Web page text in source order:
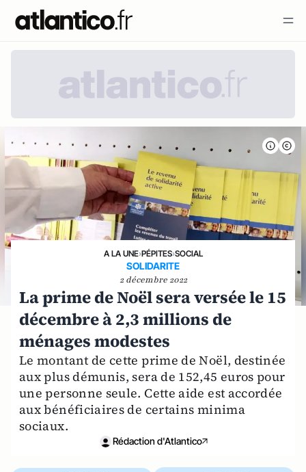
A LA UNE›PÉPITES›SOCIAL
SOLIDARITE
2 décembre 2022
La prime de Noël sera versée le 15
décembre à 2,3 millions de
ménages modestes
Le montant de cette prime de Noël, destinée
aux plus démunis, sera de 152,45 euros pour
une personne seule. Cette aide est accordée
aux bénéficiaires de certains minima
sociaux.
Rédaction d'Atlantico